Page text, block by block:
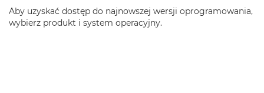
Aby uzyskać dostęp do najnowszej wersji oprogramowania,
wybierz produkt i system operacyjny.